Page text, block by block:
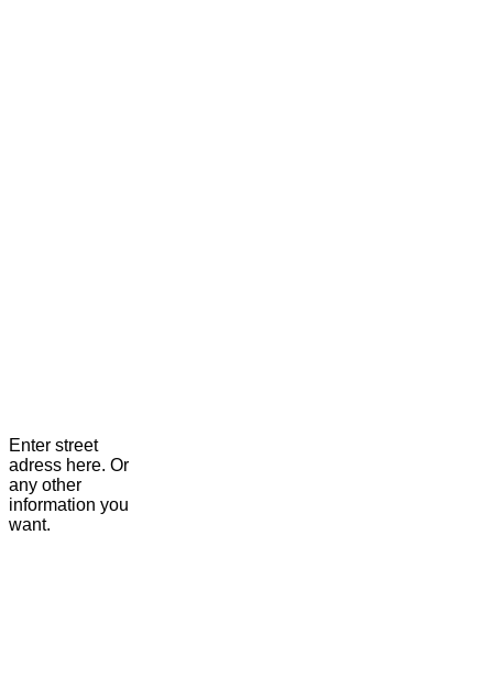
Enter street
adress here. Or
any other
information you
want.